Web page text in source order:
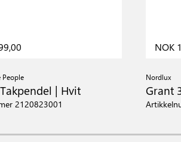
People
| Hvit
2120823001
NOK
Nordlux
Grant